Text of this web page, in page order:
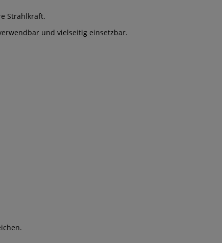
Strahlkraft.
und vielseitig einsetzbar.